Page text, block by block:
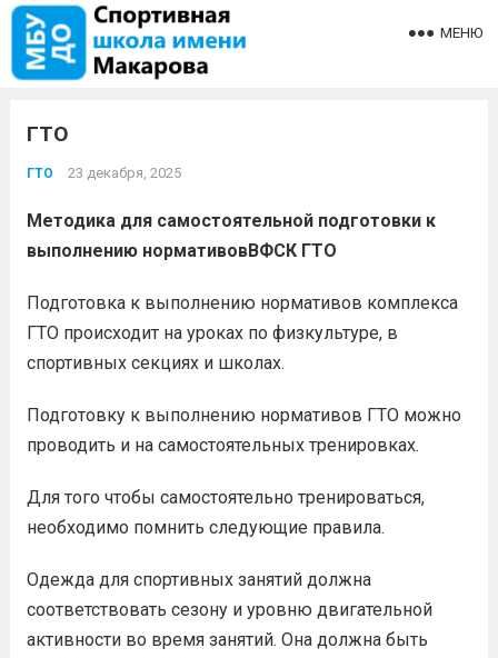
МЕНЮ
ГТО
ГТО 23 декабря, 2025
Методика для самостоятельной подготовки к
выполнениюнормативовВФСК ГТО
Подготовка к выполнению нормативов комплекса
ГТО происходит на уроках по физкультуре, в
спортивных секциях и школах.
Подготовку к выполнению нормативов ГТО можно
проводить и на самостоятельных тренировках.
Для того чтобы самостоятельно тренироваться,
необходимо помнить следующие правила.
Одежда для спортивных занятий должна
соответствовать сезону и уровню двигательной
активности во время занятий. Она должна быть